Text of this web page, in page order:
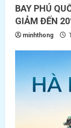
BAY PHÚ
GIẢM ĐẾN
minhthong